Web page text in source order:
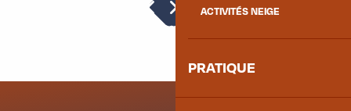
ACTIVITÉS NEIGE
PRATIQUE
Accompagnateurs en montagne